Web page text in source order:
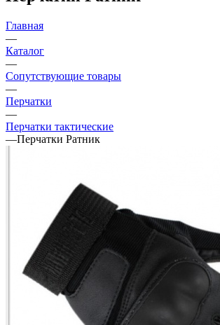
Главная
—
Каталог
—
Сопутствующие товары
—
Перчатки
—
Перчатки тактические
—Перчатки Ратник